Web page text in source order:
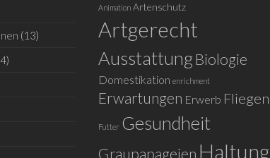
(13)
Animation Artenschutz
Artgerecht
Ausstattung Biologie
Domestikation enrichment
Erwartungen Erwerb Fliegen
Futter Gesundheit
Graupapageien Haltung